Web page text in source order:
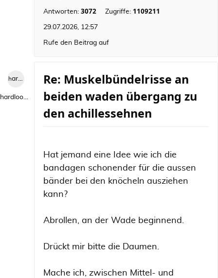
Antworten: 3072 Zugriffe: 1109211
29.07.2026, 12:57
Rufe den Beitrag auf
hardlooper
hardlooper
Re: Muskelbündelrisse an
beiden waden übergang zu
den achillessehnen
Hat jemand eine Idee wie ich die
bandagen schonender für die aussen
bänder bei den knöcheln ausziehen
kann?
Abrollen, an der Wade beginnend.
Drückt mir bitte die Daumen.
Mache ich, zwischen Mittel- und